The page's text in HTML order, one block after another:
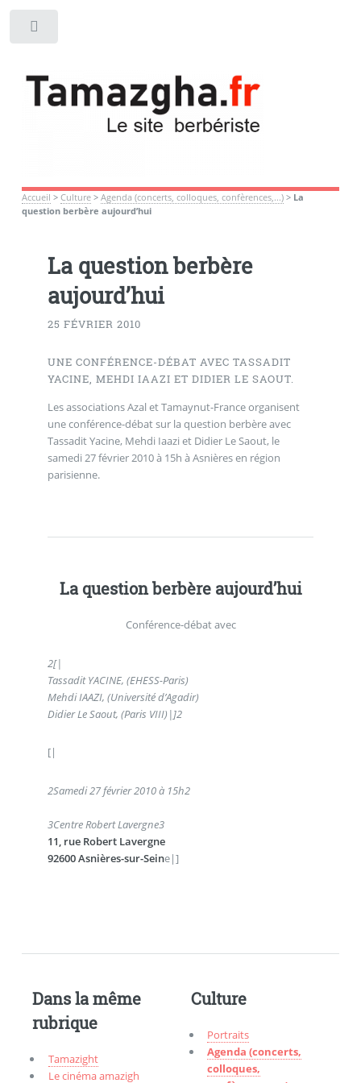
Accueil > Culture> Agenda (concerts, colloques, confèrences,...)> La
question berbère aujourd’hui
La question berbère
aujourd’hui
25 FÉVRIER 2010
UNE CONFÉRENCE-DÉBAT AVEC TASSADIT
YACINE, MEHDI IAAZI ET DIDIER LE SAOUT.
Les associations Azal et Tamaynut-France organisent
une conférence-débat sur la question berbère avec
Tassadit Yacine, Mehdi Iaazi et Didier Le Saout, le
samedi 27 février 2010 à 15h à Asnières en région
parisienne.
La question berbère aujourd’hui
Conférence-débat avec
2[|
Tassadit YACINE, (EHESS-Paris)
Mehdi IAAZI, (Université d’Agadir)
Didier Le Saout, (Paris VIII) |]2
[|
2Samedi 27 février 2010 à 15h2
3Centre Robert Lavergne3
11, rue Robert Lavergne
92600 Asnières-sur-Seine|]
Dans la même
rubrique
Tamazight
Le cinéma amazigh
Culture
Portraits
Agenda (concerts,
colloques,